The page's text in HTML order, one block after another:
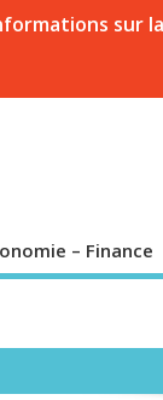
sur
– Finance